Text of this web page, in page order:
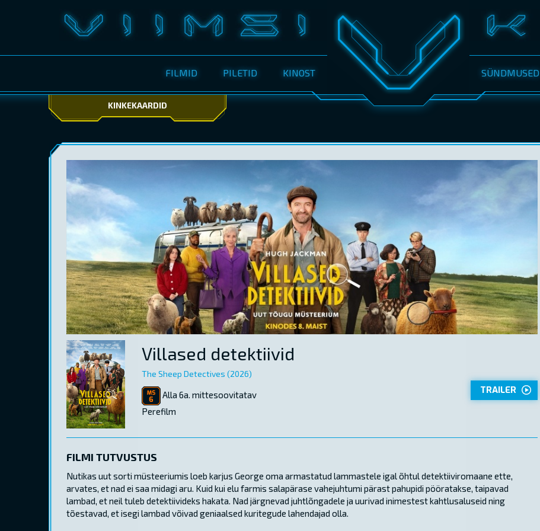
FILMID PILETID KINOST SÜNDMUSED
KINKEKAARDID
Villased detektiivid
The Sheep Detectives (2026)
Alla 6a. mittesoovitatav
Perefilm
TRAILER
FILMI TUTVUSTUS
Nutikas uut sorti müsteeriumis loeb karjus George oma armastatud lammastele igal õhtul detektiiviromaane ette,
arvates, et nad ei saa midagi aru. Kuid kui elu farmis salapärase vahejuhtumi pärast pahupidi pööratakse, taipavad
lambad, et neil tuleb detektiivideks hakata. Nad järgnevad juhtlõngadele ja uurivad inimestest kahtlusaluseid ning
tõestavad, et isegi lambad võivad geniaalsed kuritegude lahendajad olla.